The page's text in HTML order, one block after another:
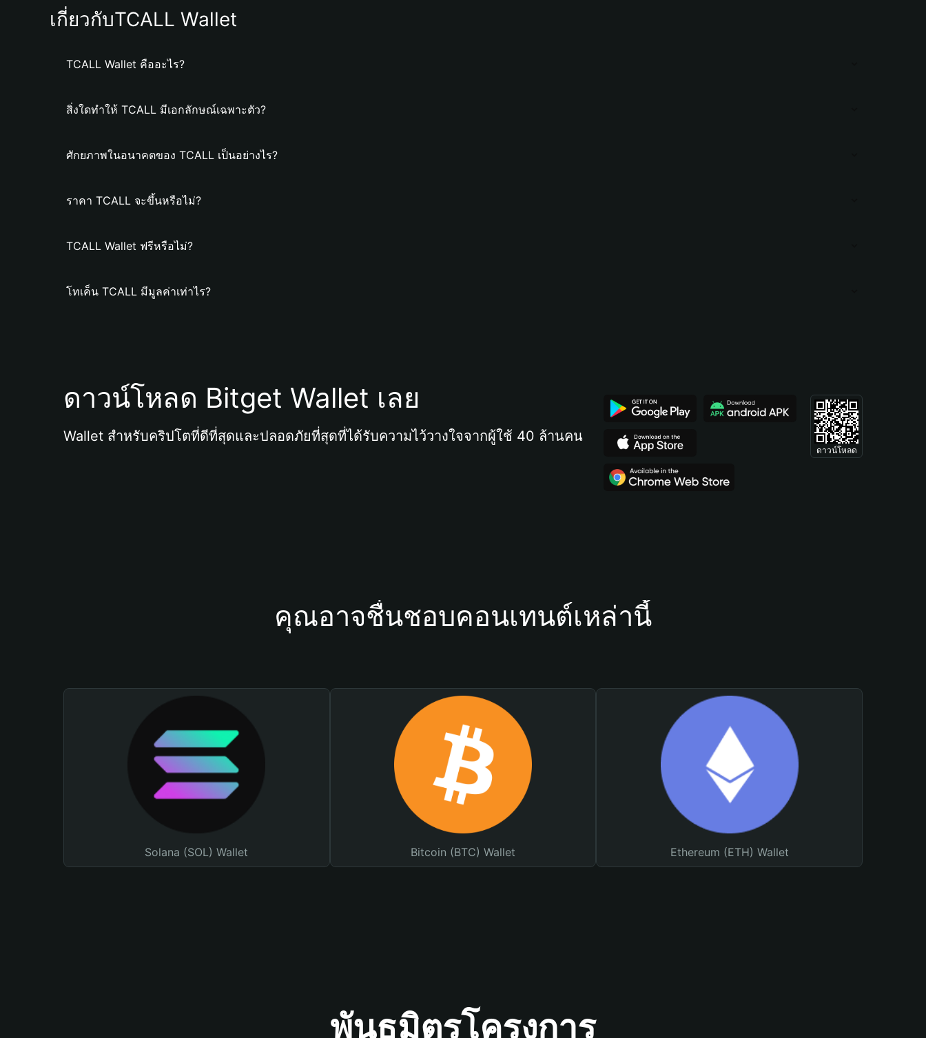
เกี่ยวกับTCALL Wallet
TCALL Wallet คืออะไร?
สิ่งใดทำให้ TCALL มีเอกลักษณ์เฉพาะตัว?
ศักยภาพในอนาคตของ TCALL เป็นอย่างไร?
ราคา TCALL จะขึ้นหรือไม่?
TCALL Wallet ฟรีหรือไม่?
โทเค็น TCALL มีมูลค่าเท่าไร?
ดาวน์โหลด Bitget Wallet เลย
Wallet สำหรับคริปโตที่ดีที่สุดและปลอดภัยที่สุดที่ได้รับความไว้วางใจจากผู้ใช้ 40 ล้านคน
ดาวน์โหลด
คุณอาจชื่นชอบคอนเทนต์เหล่านี้
Solana (SOL) Wallet Bitcoin (BTC) Wallet Ethereum (ETH) Wallet
พันธมิตรโครงการ